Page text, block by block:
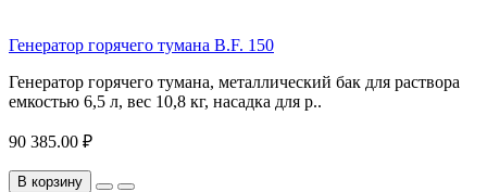
Генератор горячего тумана B.F. 150
Генератор горячего тумана, металлический бак для раствора
емкостью 6,5 л, вес 10,8 кг, насадка для р..
90 385.00 ₽
В корзину